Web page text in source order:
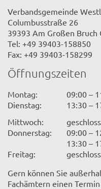
Verbandsgemeinde
Columbusstraße 26
39393 Am Großen Bruch
Tel: +49 39403-158850
Fax: +49 39403-158299
Öffnungszeiten
Montag:
09:00 –
Dienstag:
13:30 –
Mittwoch:
Donnerstag:
09:00 –
13:30 –
Freitag:
Gern können Sie
Fachämtern einen